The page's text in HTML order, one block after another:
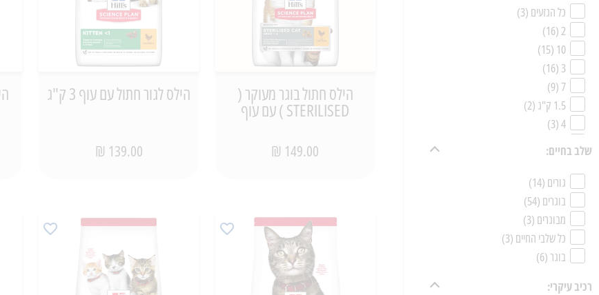
URBAN
(1)
ARATON
הילס (10)
Jarad
כל הגזעים (3)
2
(16)
10
(15)
3
(16)
7
(9)
1.5 ק"ג
(2)
4
(3)
18
(3)
15
(5)
1.5
(4)
שלב בחיים:
גורים (14)
בוגרים (54)
מבוגרים (3)
כל שלבי החיים (3)
בוגר(6)
רכיב עיקרי:
הילס חתול בוגר מעוקר (
STERILISED ) עם עוף
149.00 ₪
הילס לגור חתול עם עוף 3 ק"ג
139.00 ₪